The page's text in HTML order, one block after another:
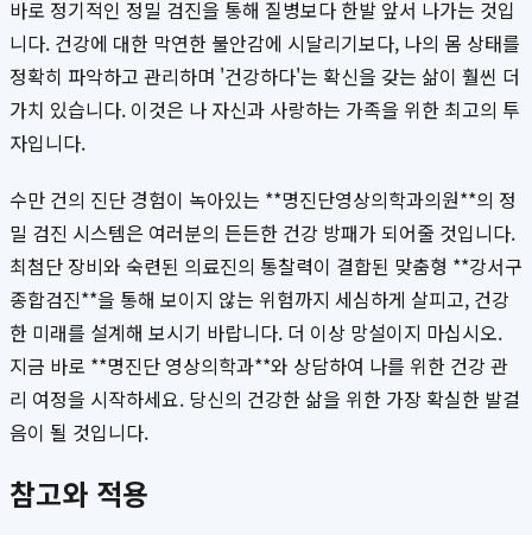
바로 정기적인 정밀 검진을 통해 질병보다 한발 앞서 나가는 것입
니다. 건강에 대한 막연한 불안감에 시달리기보다, 나의 몸 상태를
정확히 파악하고 관리하며 '건강하다'는 확신을 갖는 삶이 훨씬 더
가치 있습니다. 이것은 나 자신과 사랑하는 가족을 위한 최고의 투
자입니다.
수만 건의 진단 경험이 녹아있는 **명진단영상의학과의원**의 정
밀 검진 시스템은 여러분의 든든한 건강 방패가 되어줄 것입니다.
최첨단 장비와 숙련된 의료진의 통찰력이 결합된 맞춤형 **강서구
종합검진**을 통해 보이지 않는 위험까지 세심하게 살피고, 건강
한 미래를 설계해 보시기 바랍니다. 더 이상 망설이지 마십시오.
지금 바로 **명진단 영상의학과**와 상담하여 나를 위한 건강 관
리 여정을 시작하세요. 당신의 건강한 삶을 위한 가장 확실한 발걸
음이 될 것입니다.
참고와 적용